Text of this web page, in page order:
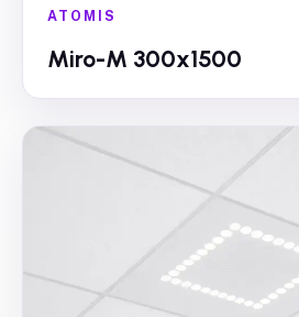
ATOMIS
Miro-M 300x1500